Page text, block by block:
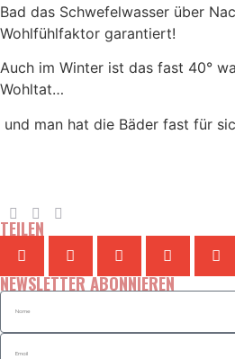
Bad das Schwefelwasser über
Wohlfühlfaktor garantiert!
Auch im Winter ist das fast 40°
Wohltat…
und man hat die Bäder fast für
TEILEN
NEWSLETTER ABONNIEREN